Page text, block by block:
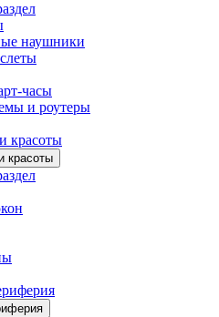
наушники
часы
и роутеры
красоты
красоты